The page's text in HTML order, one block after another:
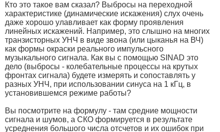
Кто это такое вам сказал? Выбросы на переходной
характеристике (динамические искажения) слух очень
даже хорошо улавливает как форму проявления
линейных искажений. Например, это слышно на многих
транзисторных УНЧ в виде звона (или цыканья на ВЧ)
как формы окраски реального импульсного
музыкального сигнала. Как вы с помощью SINAD это
дело (выбросы - колебательные процессы на крутых
фронтах сигнала) будете измерять и сопоставлять у
разных УНЧ, при использовании синуса на 1 кГц, в
установившемся режиме работы?
Вы посмотрите на формулу - там средние мощности
сигнала и шумов, а СКО формируется в результате
усреднения большого числа отсчетов и их ошибок при